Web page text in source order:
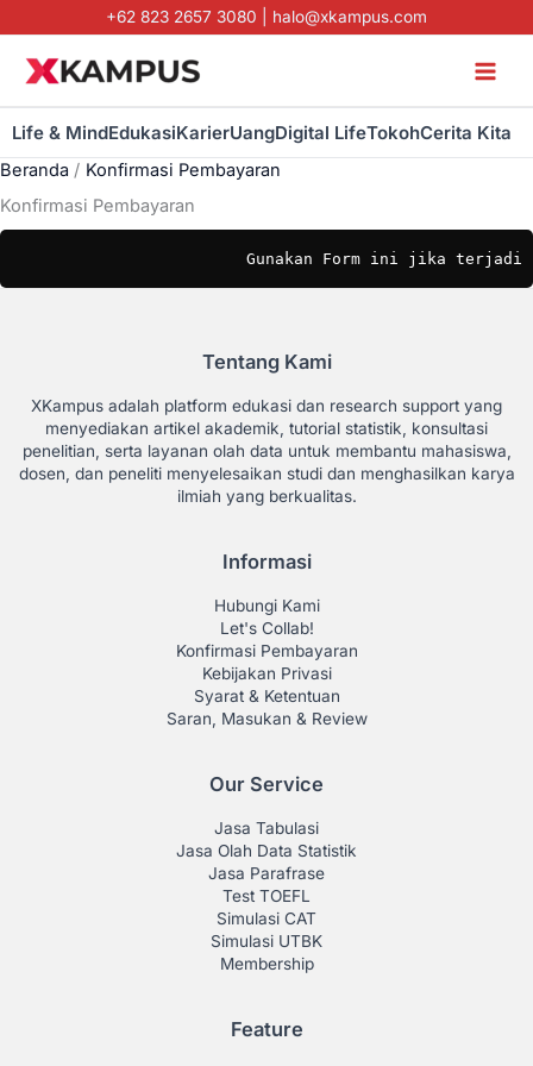
ke
konten
+62 823 2657 3080 halo@xkampus.com
Life & MindEdukasiKarierUangDigital LifeTokohCerita Kita
Beranda
Konfirmasi Pembayaran
Konfirmasi Pembayaran
Tentang Kami
XKampus adalah platform edukasi dan research support yang
menyediakan artikel akademik, tutorial statistik, konsultasi
penelitian, serta layanan olah data untuk membantu mahasiswa,
dosen, dan peneliti menyelesaikan studi dan menghasilkan karya
ilmiah yang berkualitas.
Informasi
Hubungi Kami
Let's Collab!
Konfirmasi Pembayaran
Kebijakan Privasi
Syarat & Ketentuan
Saran, Masukan & Review
Our Service
Jasa Tabulasi
Jasa Olah Data Statistik
Jasa Parafrase
Test TOEFL
Simulasi CAT
Simulasi UTBK
Membership
Feature